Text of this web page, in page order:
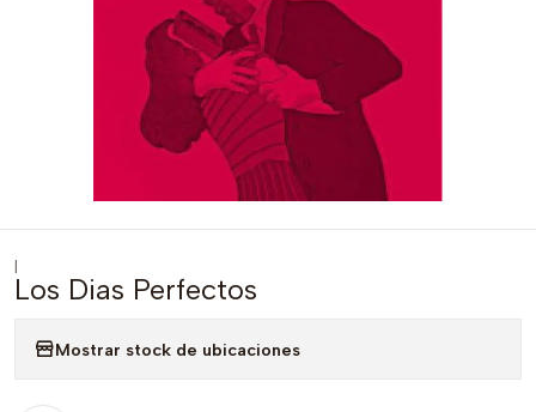
|
Los Dias Perfectos
Mostrar stock de ubicaciones